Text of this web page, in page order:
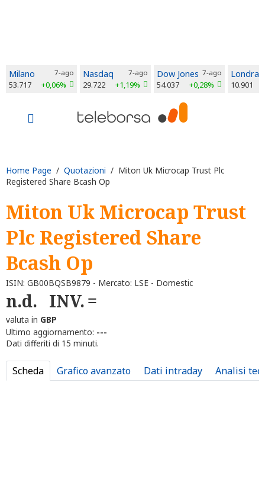
Milano 7-ago
53.717 +0,06%
Nasdaq 7-ago
29.722 +1,19%
Dow Jones 7-ago
54.037 +0,28%
Londra
10.901
Home Page / Quotazioni / Miton Uk Microcap Trust Plc
Registered Share Bcash Op
Miton Uk Microcap Trust
Plc Registered Share
Bcash Op
ISIN: GB00BQSB9879 - Mercato: LSE - Domestic
n.d. INV.
valuta in GBP
Ultimo aggiornamento: ---
Dati differiti di 15 minuti.
Scheda Grafico avanzato Dati intraday Analisi